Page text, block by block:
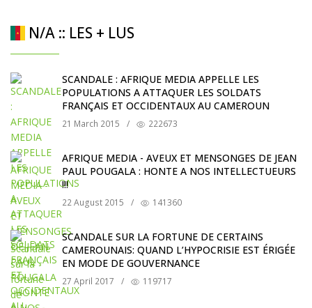
N/A :: LES + LUS
SCANDALE : AFRIQUE MEDIA APPELLE LES
POPULATIONS A ATTAQUER LES SOLDATS
FRANÇAIS ET OCCIDENTAUX AU CAMEROUN
21 March 2015 / 222673
AFRIQUE MEDIA - AVEUX ET MENSONGES DE JEAN
PAUL POUGALA : HONTE A NOS INTELLECTUEURS
!!!
22 August 2015 / 141360
SCANDALE SUR LA FORTUNE DE CERTAINS
CAMEROUNAIS: QUAND L’HYPOCRISIE EST ÉRIGÉE
EN MODE DE GOUVERNANCE
27 April 2017 / 119717